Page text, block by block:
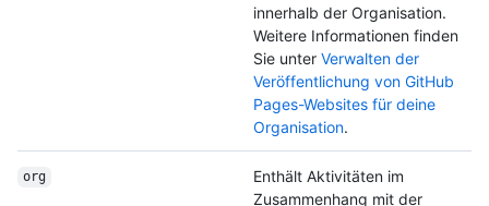
innerhalb der Organisation.
Weitere Informationen finden
Sie unter Verwalten der
Veröffentlichung von GitHub
Pages-Websites für deine
Organisation.
org
Enthält Aktivitäten im
Zusammenhang mit der